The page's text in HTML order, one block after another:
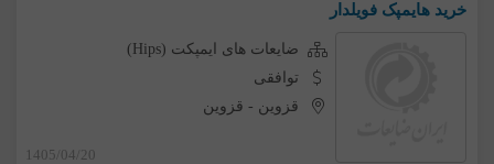
خرید هایمپک فویلدار
ضایعات های ایمپکت (Hips)
توافقی
قزوین - قزوین
1405/04/20